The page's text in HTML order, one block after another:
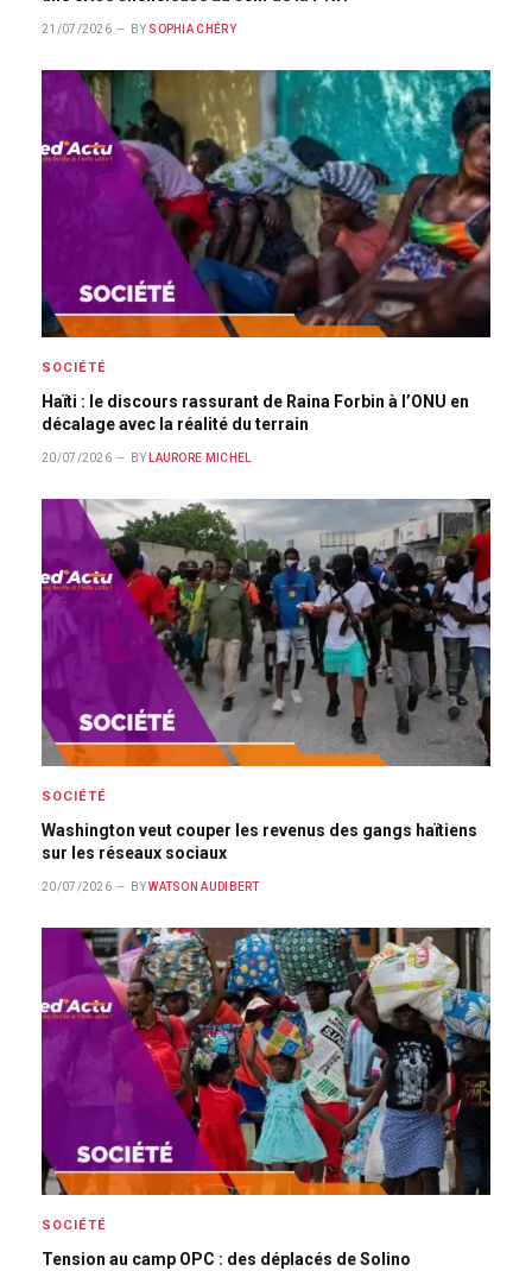
21/07/2026 BY SOPHIA CHÉRY
SOCIÉTÉ
Haïti : le discours rassurant de Raina Forbin à l’ONU en
décalage avec la réalité du terrain
20/07/2026 BY LAURORE MICHEL
SOCIÉTÉ
Washington veut couper les revenus des gangs haïtiens
sur les réseaux sociaux
20/07/2026 BY WATSON AUDIBERT
SOCIÉTÉ
Tension au camp OPC : des déplacés de Solino